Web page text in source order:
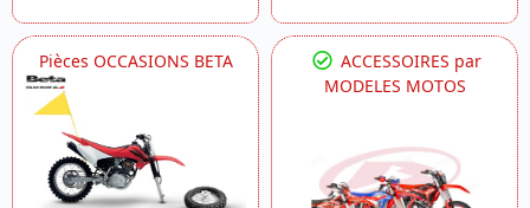
Pièces OCCASIONS BETA
ACCESSOIRES par
MODELES MOTOS